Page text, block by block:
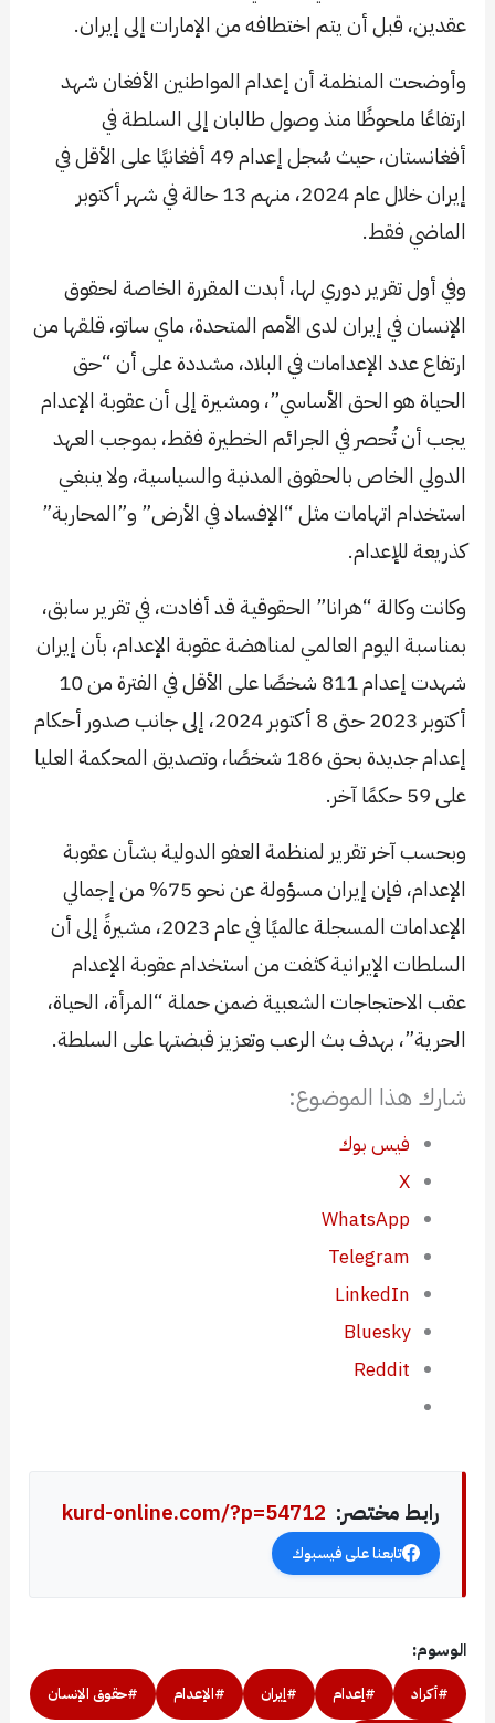
عقدين، قبل أن يتم اختطافه من الإمارات إلى إيران.
وأوضحت المنظمة أن إعدام المواطنين الأفغان شهد
ارتفاعًا ملحوظًا منذ وصول طالبان إلى السلطة في
أفغانستان، حيث سُجل إعدام 49 أفغانيًا على الأقل في
إيران خلال عام 2024، منهم 13 حالة في شهر أكتوبر
الماضي فقط.
وفي أول تقرير دوري لها، أبدت المقررة الخاصة لحقوق
الإنسان في إيران لدى الأمم المتحدة، ماي ساتو، قلقها من
ارتفاع عدد الإعدامات في البلاد، مشددة على أن “حق
الحياة هو الحق الأساسي”، ومشيرة إلى أن عقوبة الإعدام
يجب أن تُحصر في الجرائم الخطيرة فقط، بموجب العهد
الدولي الخاص بالحقوق المدنية والسياسية، ولا ينبغي
استخدام اتهامات مثل “الإفساد في الأرض” و”المحاربة”
كذريعة للإعدام.
وكانت وكالة “هرانا” الحقوقية قد أفادت، في تقرير سابق،
بمناسبة اليوم العالمي لمناهضة عقوبة الإعدام، بأن إيران
شهدت إعدام 811 شخصًا على الأقل في الفترة من 10
أكتوبر 2023 حتى 8 أكتوبر 2024، إلى جانب صدور أحكام
إعدام جديدة بحق 186 شخصًا، وتصديق المحكمة العليا
على 59 حكمًا آخر.
وبحسب آخر تقرير لمنظمة العفو الدولية بشأن عقوبة
الإعدام، فإن إيران مسؤولة عن نحو 75% من إجمالي
الإعدامات المسجلة عالميًا في عام 2023، مشيرةً إلى أن
السلطات الإيرانية كثفت من استخدام عقوبة الإعدام
عقب الاحتجاجات الشعبية ضمن حملة “المرأة، الحياة،
الحرية”، بهدف بث الرعب وتعزيز قبضتها على السلطة.
شارك هذا الموضوع:
فيس بوك
X
WhatsApp
Telegram
LinkedIn
Bluesky
Reddit
رابط مختصر: kurd-online.com/?p=54712
تابعنا على فيسبوك
الوسوم:
#أكراد #إعدام #إيران #الإعدام #حقوق الإنسان